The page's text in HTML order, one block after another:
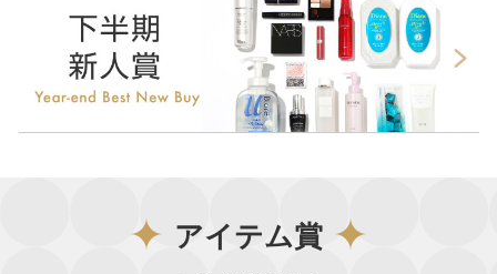
アイテム賞